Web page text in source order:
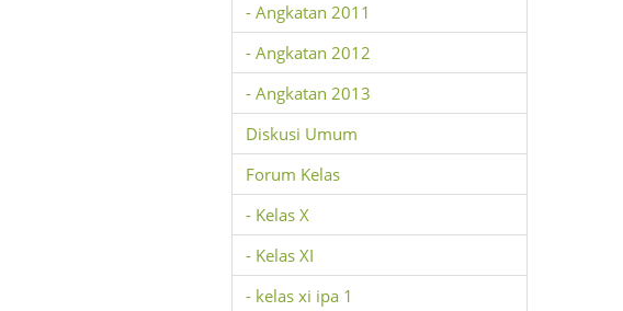
- Angkatan 2011
- Angkatan 2012
- Angkatan 2013
Diskusi Umum
Forum Kelas
- Kelas X
- Kelas XI
- kelas xi ipa 1